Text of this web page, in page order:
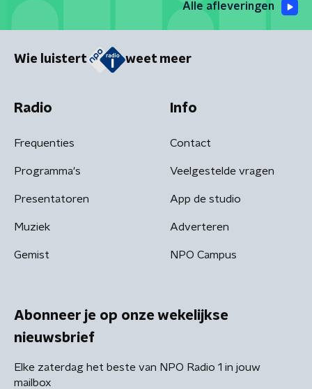
Alle afleveringen
Wie luistert weet meer
Radio
Frequenties
Programma's
Presentatoren
Muziek
Gemist
Info
Contact
Veelgestelde vragen
App de studio
Adverteren
NPO Campus
Abonneer je op onze wekelijkse
nieuwsbrief
Elke zaterdag het beste van NPO Radio 1 in jouw
mailbox